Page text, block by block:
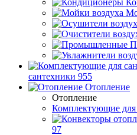
сантехники 955
Отопление
Отопление
Комплектующие для
97